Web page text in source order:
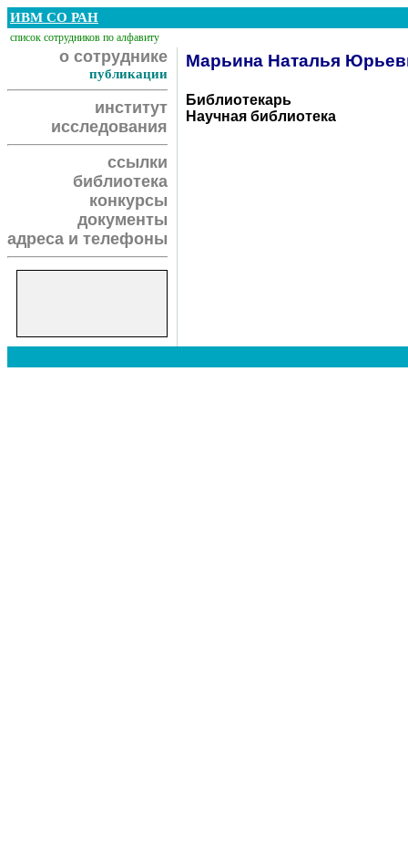
ИВМ СО РАН
список сотрудников по алфавиту
о сотруднике
публикации
институт
исследования
ссылки
библиотека
конкурсы
документы
адреса и телефоны
Марьина Наталья
Библиотекарь
Научная библиотека